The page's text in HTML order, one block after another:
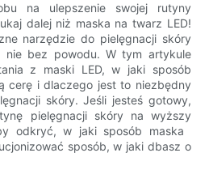
na ulepszenie swojej rutyny
dalej niż maska ​​na twarz LED!
narzędzie do pielęgnacji skóry
nie bez powodu. W tym artykule
z maski LED, w jaki sposób
cerę i dlaczego jest to niezbędny
skóry. Jeśli jesteś gotowy,
pielęgnacji skóry na wyższy
odkryć, w jaki sposób maska
sposób, w jaki dbasz o